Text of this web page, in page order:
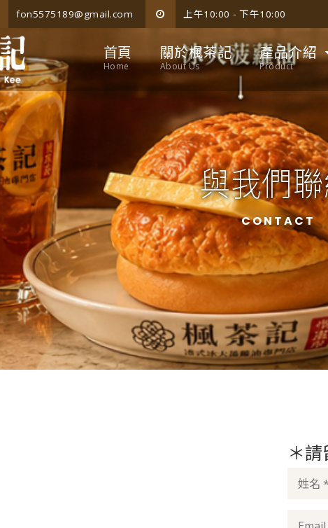
fon5575189@gmail.com 上午10:00 - 下午10:00
首頁
Home
關於楓茶記
About Us
產品介紹
Product
與我們
CONTACT
＊